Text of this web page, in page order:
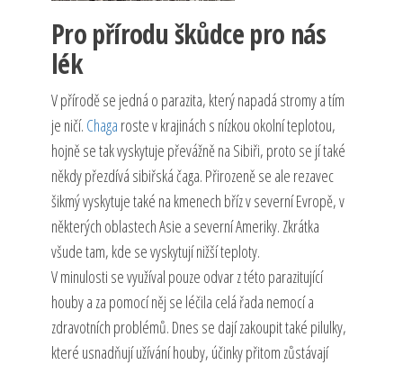
Pro přírodu škůdce pro nás
lék
V přírodě se jedná o parazita, který napadá stromy a tím
je ničí. Chaga roste v krajinách s nízkou okolní teplotou,
hojně se tak vyskytuje převážně na Sibiři, proto se jí také
někdy přezdívá sibiřská čaga. Přirozeně se ale rezavec
šikmý vyskytuje také na kmenech bříz v severní Evropě, v
některých oblastech Asie a severní Ameriky. Zkrátka
všude tam, kde se vyskytují nižší teploty.
V minulosti se využíval pouze odvar z této parazitující
houby a za pomocí něj se léčila celá řada nemocí a
zdravotních problémů. Dnes se dají zakoupit také pilulky,
které usnadňují užívání houby, účinky přitom zůstávají